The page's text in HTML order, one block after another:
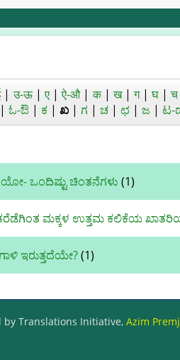
|उ-ऊ|ए|ऐ-औ|क|ख|ग|घ|च
| ಓ-ಔ | ಕ | ಖ | ಗ | ಚ | ಛ | ಜ | ಟ-
ಒಂದಿಷ್ಟು ಚಿಂತನೆಗಳು (1)
ಮಕ್ಕಳ ಉತ್ತಮ ಕಲಿಕೆಯ
ಇರುತ್ತದೆಯೇ?(1)
by Translations Initiative, Azim